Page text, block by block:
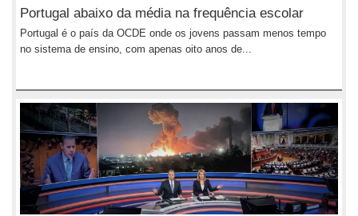
Portugal abaixo da média na frequência escolar
Portugal é o país da OCDE onde os jovens passam menos tempo
no sistema de ensino, com apenas oito anos de...